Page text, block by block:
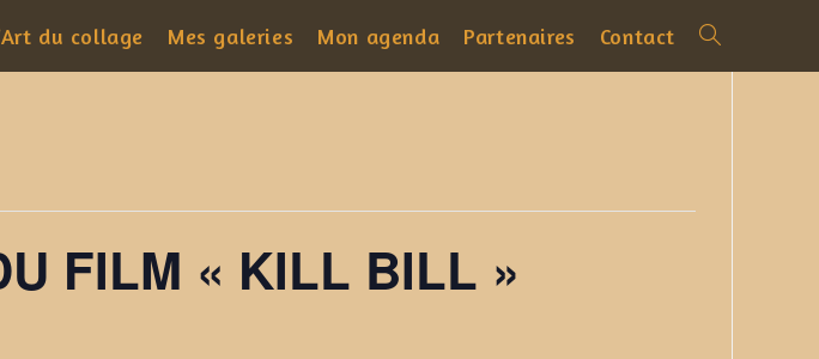
du collage Mes galeries Mon agenda Partenaires Contact Toggle
FILM « KILL BILL »